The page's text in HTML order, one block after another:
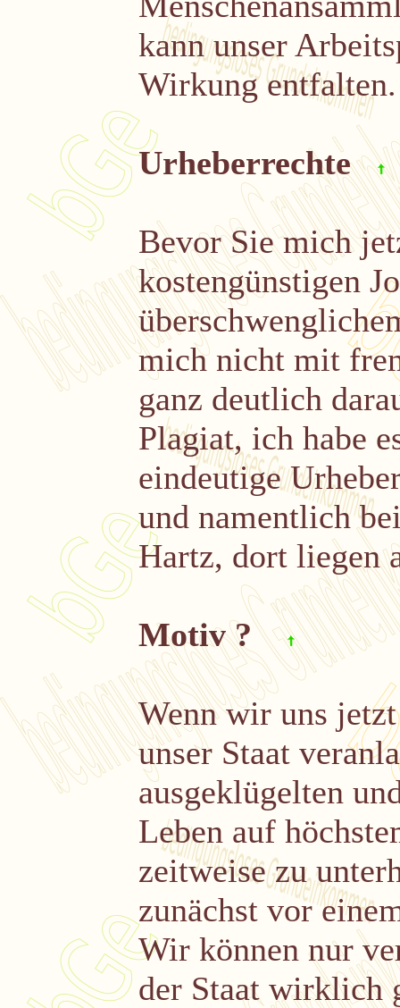
kann unser
Wirkung entfalten.
Urheberrechte
Bevor Sie mich
kostengünstigen
mich nicht mit
ganz deutlich
Plagiat, ich habe
eindeutige
und namentlich
Hartz, dort liegen
Motiv ?
Wenn wir uns
unser Staat
ausgeklügelten
Leben auf
zeitweise zu
zunächst vor
Wir können nur
der Staat wirklich